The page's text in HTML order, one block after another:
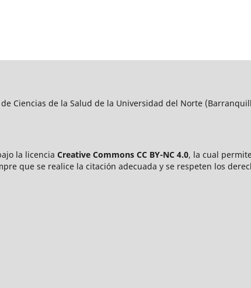
Ciencias de la Salud de la Universidad del Norte
la licencia Creative Commons CC BY-NC 4.0, la cual
que se realice la citación adecuada y se respeten los